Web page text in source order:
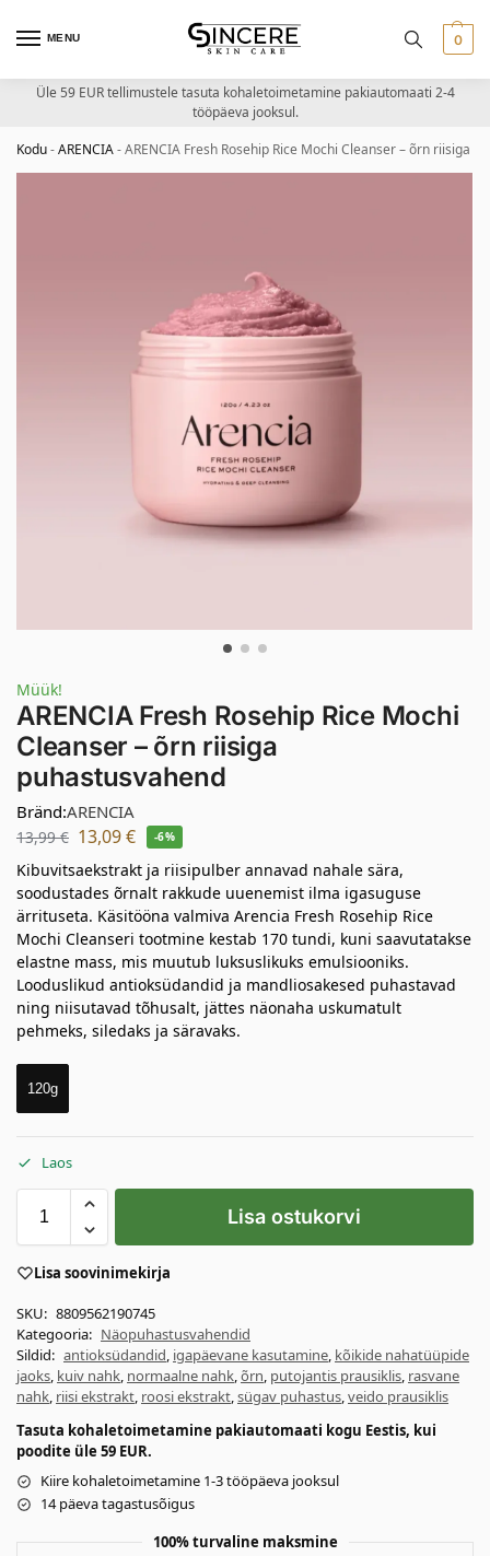
MENU 0
Üle 59 EUR tellimustele tasuta kohaletoimetamine pakiautomaati 2-4
tööpäeva jooksul.
Kodu-ARENCIA-ARENCIA Fresh Rosehip Rice Mochi Cleanser – õrn riisiga
Müük!
ARENCIA Fresh Rosehip Rice Mochi
Cleanser – õrn riisiga
puhastusvahend
Bränd:ARENCIA
13,99€ 13,09€ -6%
Kibuvitsaekstrakt ja riisipulber annavad nahale sära,
soodustades õrnalt rakkude uuenemist ilma igasuguse
ärrituseta. Käsitööna valmiva Arencia Fresh Rosehip Rice
Mochi Cleanseri tootmine kestab 170 tundi, kuni saavutatakse
elastne mass, mis muutub luksuslikuks emulsiooniks.
Looduslikud antioksüdandid ja mandliosakesed puhastavad
ning niisutavad tõhusalt, jättes näonaha uskumatult
pehmeks, siledaks ja säravaks.
120g
Laos
Lisa ostukorvi
Lisa soovinimekirja
SKU: 8809562190745
Kategooria: Näopuhastusvahendid
Sildid: antioksüdandid, igapäevane kasutamine, kõikide nahatüüpide
jaoks, kuiv nahk, normaalne nahk,õrn, putojantis prausiklis, rasvane
nahk, riisi ekstrakt, roosi ekstrakt,sügav puhastus,veido prausiklis
Tasuta kohaletoimetamine pakiautomaati kogu Eestis, kui
poodite üle 59 EUR.
Kiire kohaletoimetamine 1-3 tööpäeva jooksul
14 päeva tagastusõigus
100% turvaline maksmine